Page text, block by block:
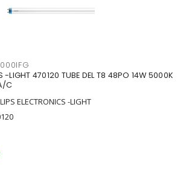
-LIGHT 470120 TUBE DEL T8 48PO 14W 5000K
C
ELECTRONICS -LIGHT